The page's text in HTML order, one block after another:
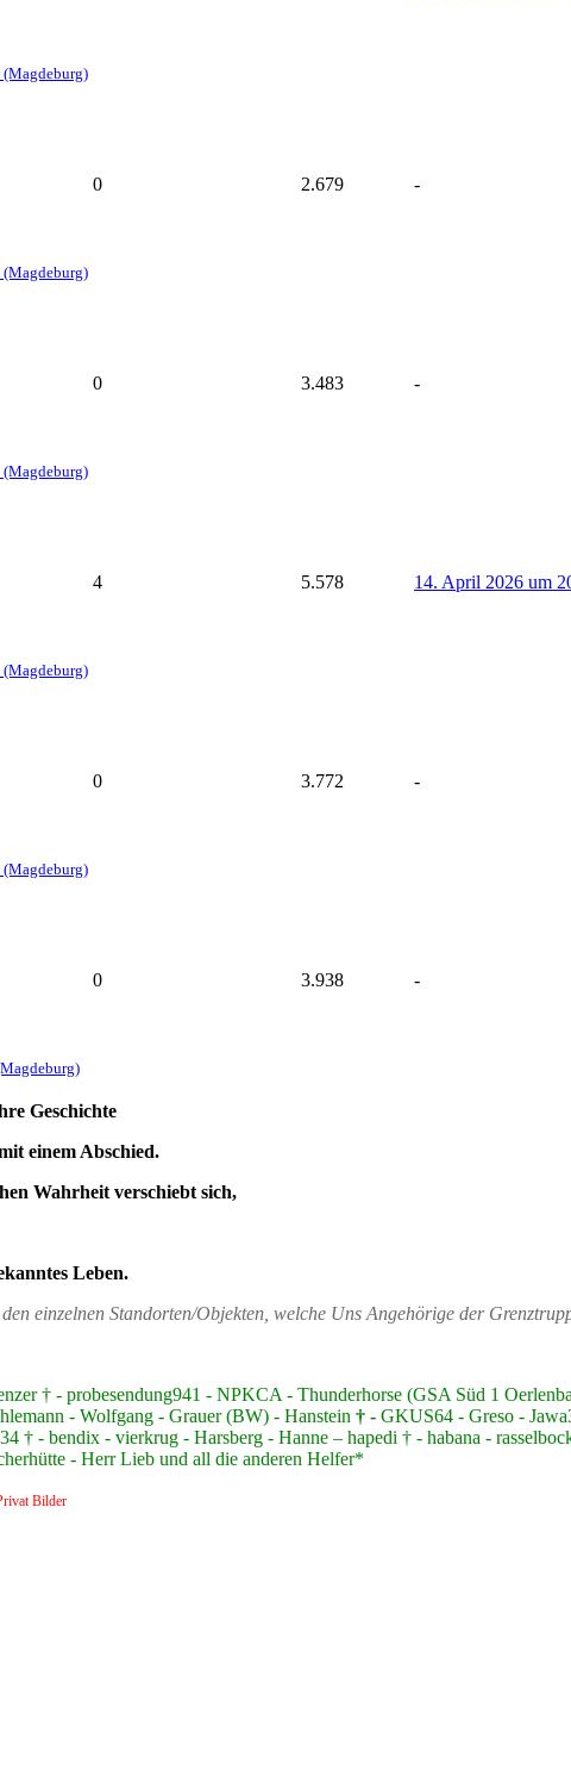
(Magdeburg)
(Magdeburg)
0 2.679 -
(Magdeburg)
0 3.483 -
(Magdeburg)
4 5.578 14. April 2026 um
(Magdeburg)
0 3.772 -
0 3.938 -
Geschichte
einem Abschied.
Wahrheit verschiebt sich,
Leben.
einzelnen Standorten/Objekten, welche Uns Angehörige der
† - probesendung941 - NPKCA - Thunderhorse (GSA Süd 1
- Wolfgang - Grauer (BW) - Hanstein † - GKUS64 - Greso -
† - bendix - vierkrug - Harsberg - Hanne – hapedi † - habana -
- Herr Lieb und all die anderen Helfer*
Bilder